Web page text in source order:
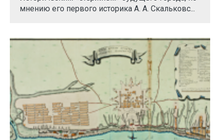
мнению его первого историка А. А. Скальковс...